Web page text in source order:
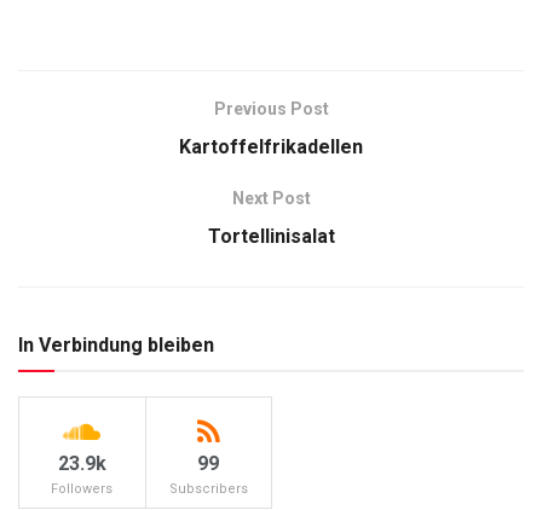
Previous Post
Kartoffelfrikadellen
Next Post
Tortellinisalat
In Verbindung bleiben
23.9k
Followers
99
Subscribers